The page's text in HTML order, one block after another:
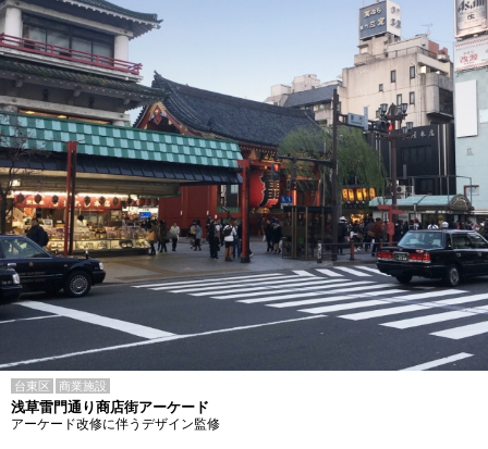
台東区 商業施設
浅草雷門通り商店街アーケード
アーケード改修に伴うデザイン監修